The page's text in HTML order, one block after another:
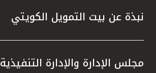
نبذة عن بيت التمويل الكويتي
مجلس الإدارة والإدارة التنفيذية